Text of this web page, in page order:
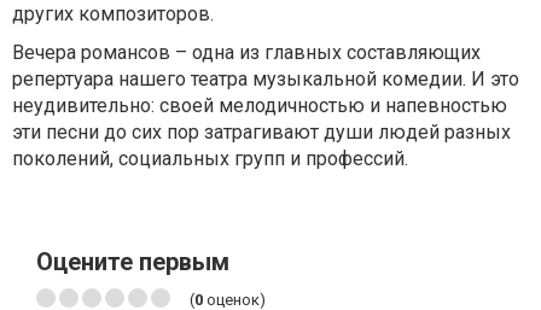
других композиторов.
Вечера романсов – одна из главных составляющих
репертуара нашего театра музыкальной комедии. И это
неудивительно: своей мелодичностью и напевностью
эти песни до сих пор затрагивают души людей разных
поколений, социальных групп и профессий.
Оцените первым
(0 оценок)